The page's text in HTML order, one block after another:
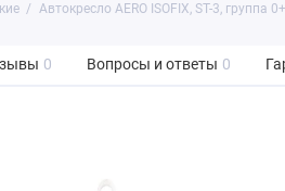
Автокресло AERO ISOFIX, ST-3,
0 Вопросы и ответы 0